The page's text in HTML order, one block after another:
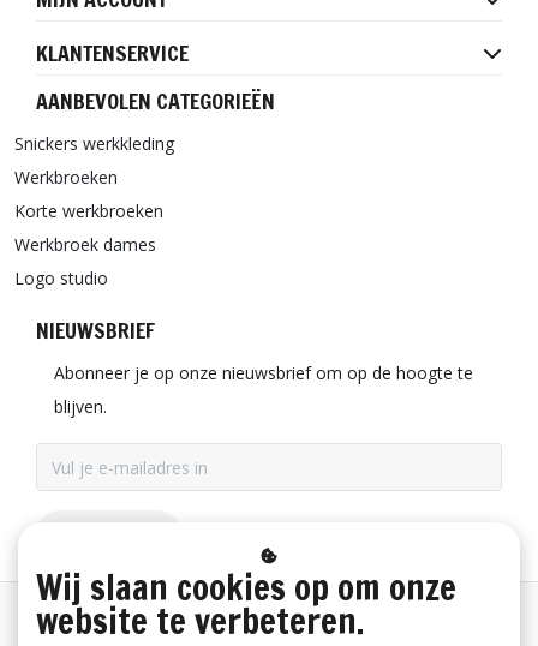
KLANTENSERVICE
AANBEVOLEN CATEGORIEËN
Snickers werkkleding
Werkbroeken
Korte werkbroeken
Werkbroek dames
Logo studio
NIEUWSBRIEF
Abonneer je op onze nieuwsbrief om op de hoogte te
blijven.
Betaalinformatie
Wij slaan cookies op om onze
website te verbeteren.